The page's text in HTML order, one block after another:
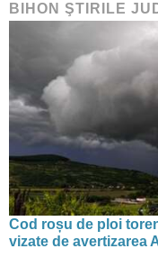
BIHON ŞTIRILE
Cod roșu de ploi
vizate de avertizarea